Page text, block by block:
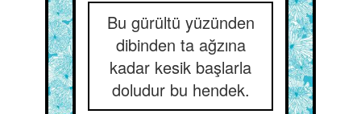
Bu gürültü yüzünden
dibinden ta ağzına
kadar kesik başlarla
doludur bu hendek.